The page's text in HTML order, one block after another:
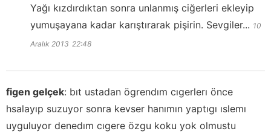
Yağı kızdırdıktan sonra unlanmış ciğerleri ekleyip
yumuşayana kadar karıştırarak pişirin. Sevgiler... 10
Aralık 2013 22:48
figen gelçek: bıt ustadan ögrendım cıgerlerı önce
hsalayıp suzuyor sonra kevser hanımın yaptıgı ıslemı
uyguluyor denedım cıgere özgu koku yok olmustu